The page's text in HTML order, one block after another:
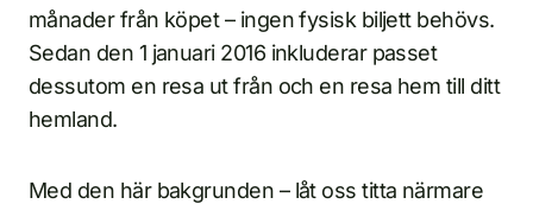
månader från köpet – ingen fysisk biljett behövs.
Sedan den 1 januari 2016 inkluderar passet
dessutom en resa ut från och en resa hem till ditt
hemland.
Med den här bakgrunden – låt oss titta närmare